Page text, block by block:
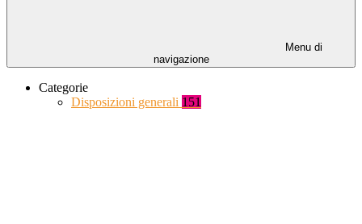
Menu di
navigazione
Categorie
Disposizioni generali 151